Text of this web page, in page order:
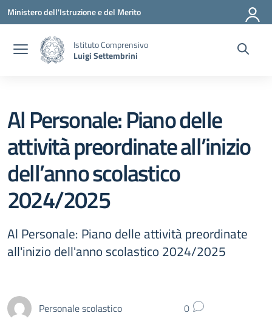
Vai ai contenuti
Vai al menu di navigazione
Vai al footer
Ministero dell'Istruzione e del Merito
Istituto Comprensivo
Luigi Settembrini
Al Personale: Piano delle
attività preordinate all’inizio
dell’anno scolastico
2024/2025
Al Personale: Piano delle attività preordinate
all'inizio dell'anno scolastico 2024/2025
Personale scolastico 0